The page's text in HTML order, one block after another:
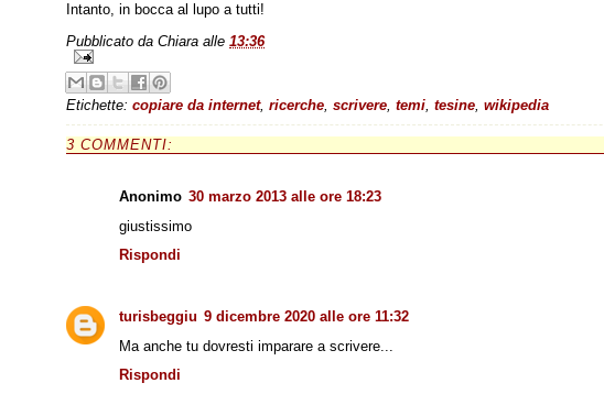
Intanto, in bocca al lupo a tutti!
Pubblicato daChiara alle13:36
Etichette:copiare da internet,ricerche ,scrivere ,temi ,tesine ,wikipedia
3 COMMENTI:
Anonimo 30 marzo 2013 alle ore 18:23
giustissimo
Rispondi
turisbeggiu 9 dicembre 2020 alle ore 11:32
Ma anche tu dovresti imparare a scrivere...
Rispondi